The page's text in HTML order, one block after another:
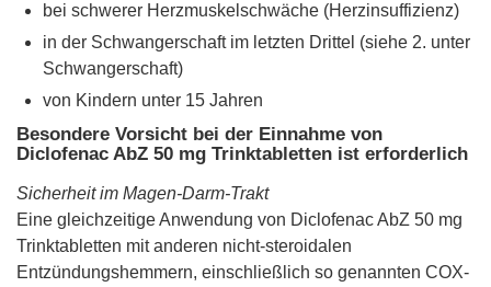
bei schwerer Herzmuskelschwäche (Herzinsuffizienz)
in der Schwangerschaft im letzten Drittel (siehe 2. unter
Schwangerschaft)
von Kindern unter 15 Jahren
Besondere Vorsicht bei der Einnahme von
Diclofenac AbZ 50 mg Trinktabletten ist erforderlich
Sicherheit im Magen-Darm-Trakt
Eine gleichzeitige Anwendung von Diclofenac AbZ 50 mg
Trinktabletten mit anderen nicht-steroidalen
Entzündungshemmern, einschließlich so genannten COX-